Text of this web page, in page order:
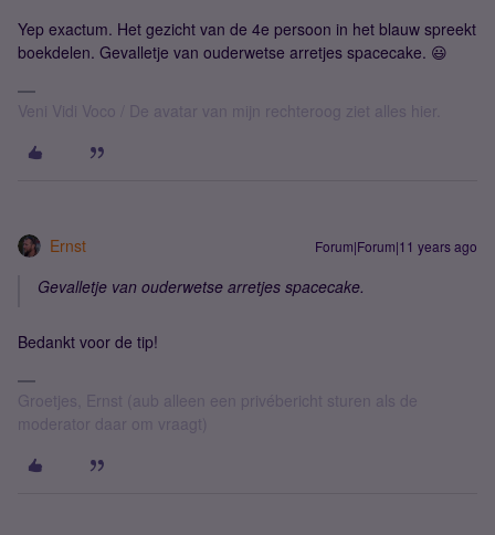
Yep exactum. Het gezicht van de 4e persoon in het blauw spreekt
boekdelen. Gevalletje van ouderwetse arretjes spacecake. 😃
Veni Vidi Voco / De avatar van mijn rechteroog ziet alles hier.
Ernst Forum|Forum|11 years ago
Gevalletje van ouderwetse arretjes spacecake.
Bedankt voor de tip!
Groetjes, Ernst (aub alleen een privébericht sturen als de
moderator daar om vraagt)